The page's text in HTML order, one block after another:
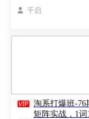
 千启
 淘系打爆班-76
矩阵实战，1词